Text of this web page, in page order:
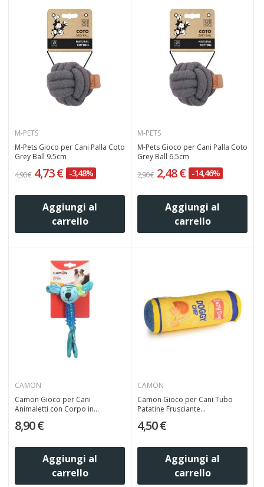
M-PETS
M-Pets Gioco per Cani Palla Coto
Grey Ball 9.5cm
4,90 € 4,73 € -3,48%
Aggiungi al
carrello
M-PETS
M-Pets Gioco per Cani Palla Coto
Grey Ball 6.5cm
2,90 € 2,48 € -14,46%
Aggiungi al
carrello
CAMON
Camon Gioco per Cani
Animaletti con Corpo in...
8,90 €
Aggiungi al
carrello
CAMON
Camon Gioco per Cani Tubo
Patatine Frusciante...
4,50 €
Aggiungi al
carrello